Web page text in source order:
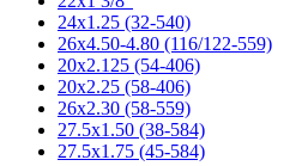
24x1.25 (32-540)
26x4.50-4.80 (116/122-559)
20x2.125 (54-406)
20x2.25 (58-406)
26x2.30 (58-559)
27.5x1.50 (38-584)
27.5x1.75 (45-584)